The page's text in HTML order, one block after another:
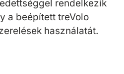
rendelkezik
a beépített treVolo
használatát.